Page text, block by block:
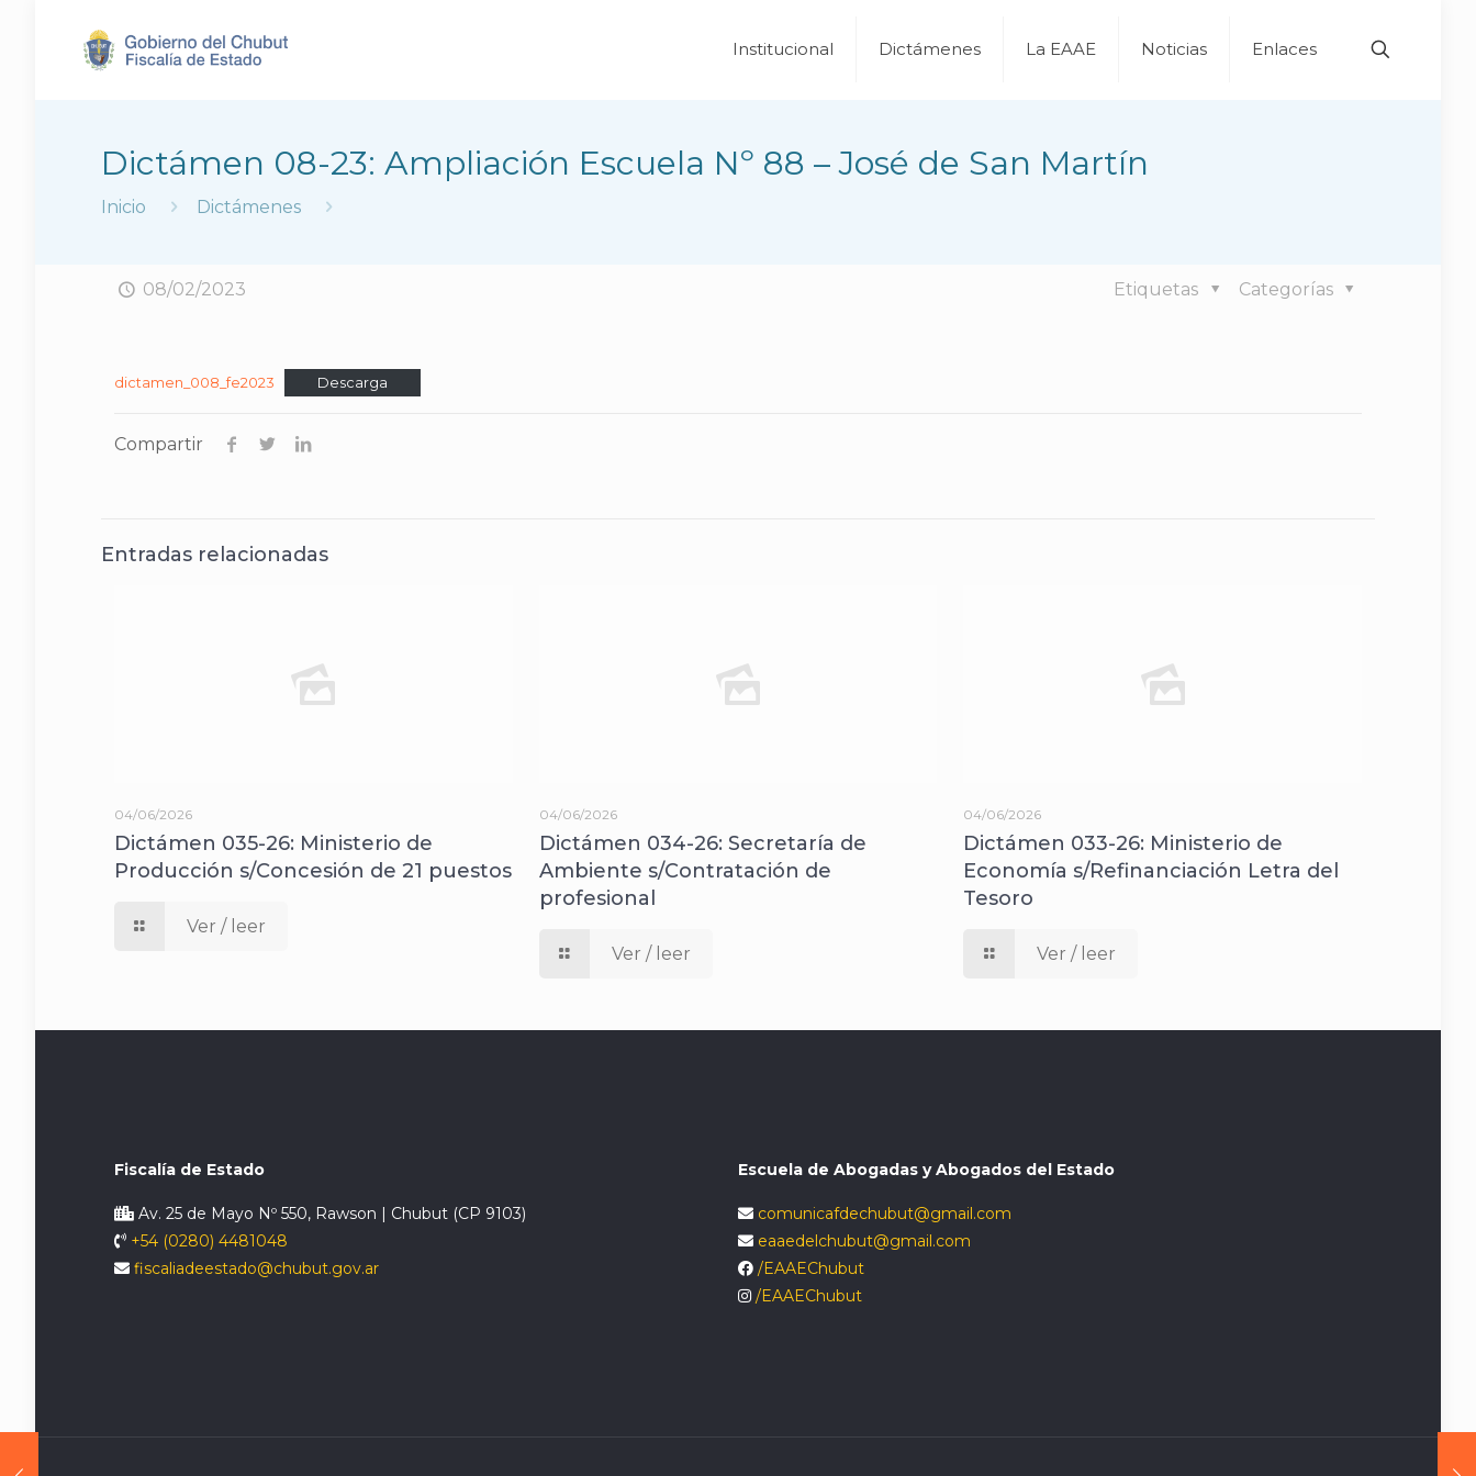
Institucional Dictámenes La EAAE Noticias Enlaces
Dictámen 08-23: Ampliación Escuela Nº 88 – José de San Martín
Inicio Dictámenes
08/02/2023 Categorías
Etiquetas
dictamen_008_fe2023 Descarga
Compartir
Entradas relacionadas
04/06/2026
Dictámen 035-26: Ministerio de
Producción s/Concesión de 21 puestos
Ver / leer
04/06/2026
Dictámen 034-26: Secretaría de
Ambiente s/Contratación de
profesional
Ver / leer
04/06/2026
Dictámen 033-26: Ministerio de
Economía s/Refinanciación Letra del
Tesoro
Ver / leer
Fiscalía de Estado
Av. 25 de Mayo Nº 550, Rawson | Chubut (CP 9103)
+54 (0280) 4481048
fiscaliadeestado@chubut.gov.ar
Escuela de Abogadas y Abogados del Estado
comunicafdechubut@gmail.com
eaaedelchubut@gmail.com
/EAAEChubut
/EAAEChubut